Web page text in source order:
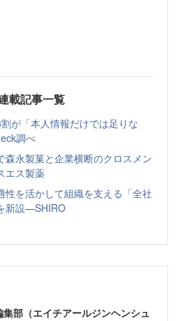
載記事一覧
が「本人情報だけでは足りな
調べ
森永製菓と企業横断のクロスメン
エス製薬
性を活かして組織を支える「全社
新設—SHIRO
部（エイチアールジンヘンシュ